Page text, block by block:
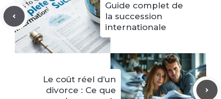
Guide complet de
la succession
internationale
Le coût réel d’un
divorce : Ce que